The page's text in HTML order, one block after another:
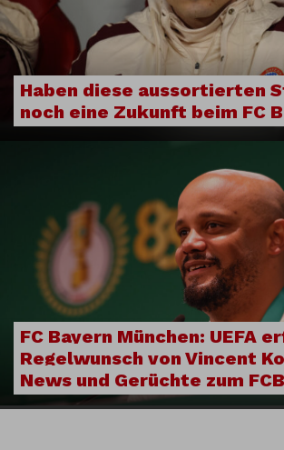
Haben diese aussortierten
noch eine Zukunft beim FC
FC Bayern München: UEFA
Regelwunsch von Vincent
News und Gerüchte zum